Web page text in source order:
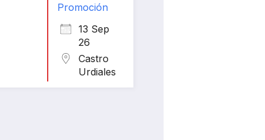
Promoción
13 Sep
26
Castro
Urdiales